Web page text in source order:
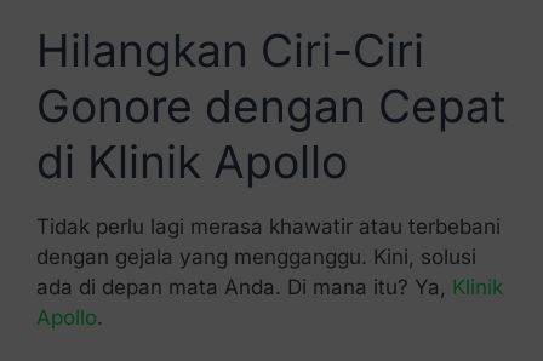
Hilangkan Ciri-Ciri
Gonore dengan Cepat
di Klinik Apollo
Tidak perlu lagi merasa khawatir atau terbebani
dengan gejala yang mengganggu. Kini, solusi
ada di depan mata Anda. Di mana itu? Ya, Klinik
Apollo.